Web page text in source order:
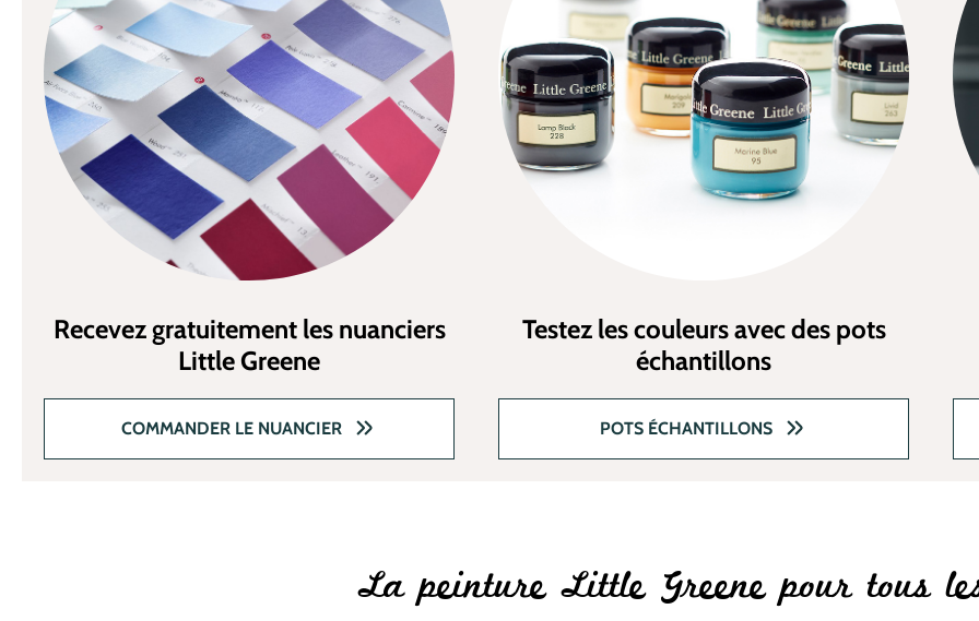
Recevez gratuitement les nuanciers
Little Greene
COMMANDER LE NUANCIER
Testez les couleurs avec des pots
échantillons
POTS ÉCHANTILLONS
La peinture Little Greene pour tous